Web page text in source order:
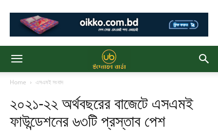
Home এসএমই সংবাদ
২০২১-২২ অর্থবছরের বাজেটে এসএমই
ফাউন্ডেশনের ৬৩টি প্রস্তাব পেশ